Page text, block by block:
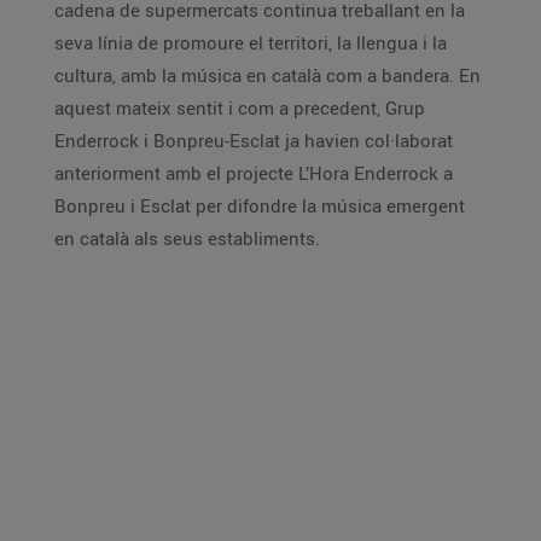
cadena de supermercats continua treballant en la
seva línia de promoure el territori, la llengua i la
cultura, amb la música en català com a bandera. En
aquest mateix sentit i com a precedent, Grup
Enderrock i Bonpreu-Esclat ja havien col·laborat
anteriorment amb el projecte L’Hora Enderrock a
Bonpreu i Esclat per difondre la música emergent
en català als seus establiments.